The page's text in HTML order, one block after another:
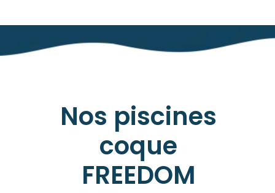
Nos piscines
coque
FREEDOM